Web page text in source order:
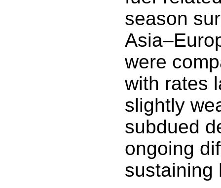
season
were
with rates
slightly
subdued
ongoing
sustaining